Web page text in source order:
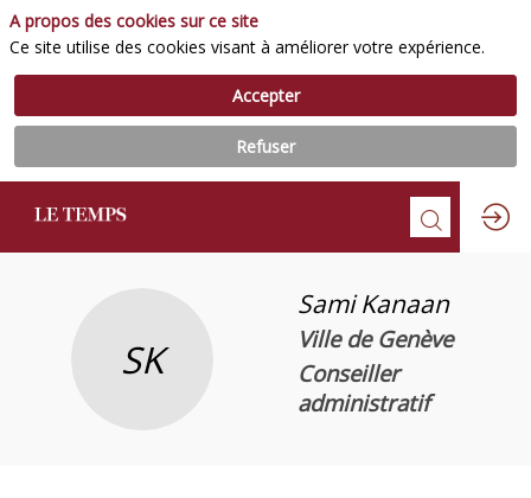
SK
Sami Kanaan
Ville de Genève
Conseiller
administratif
A propos des cookies sur ce site
Ce site utilise des cookies visant à améliorer votre expérience.
Accepter
Refuser